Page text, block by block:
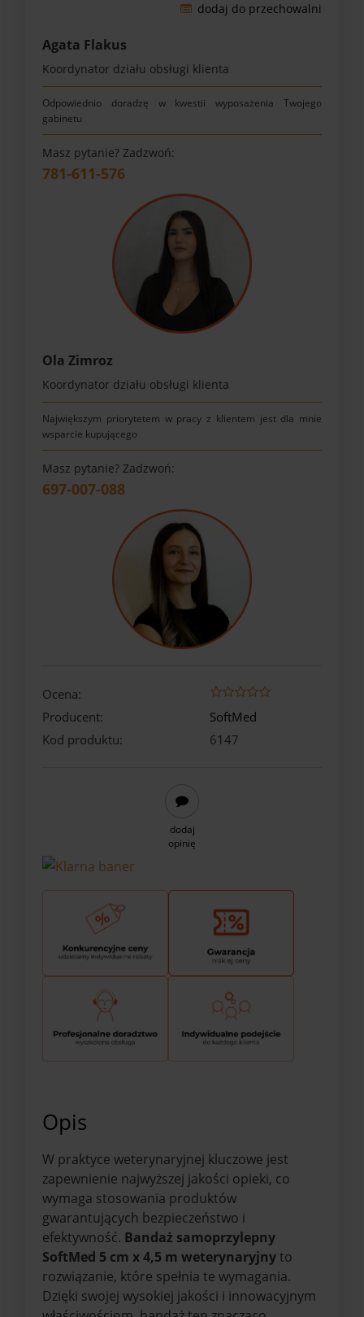
dodaj do przechowalni
Agata Flakus
Koordynator działu obsługi klienta
Odpowiednio doradzę w kwestii wyposażenia Twojego
gabinetu
Masz pytanie? Zadzwoń:
781-611-576
Ola Zimroz
Koordynator działu obsługi klienta
Największym priorytetem w pracy z klientem jest dla mnie
wsparcie kupującego
Masz pytanie? Zadzwoń:
697-007-088
Ocena:
Producent:
SoftMed
Kod produktu:
6147
dodaj
opinię
Opis
W praktyce weterynaryjnej kluczowe jest
zapewnienie najwyższej jakości opieki, co
wymaga stosowania produktów
gwarantujących bezpieczeństwo i
efektywność. Bandaż samoprzylepny
SoftMed 5 cm x 4,5 m weterynaryjnyto
rozwiązanie, które spełnia te wymagania.
Dzięki swojej wysokiej jakości i innowacyjnym